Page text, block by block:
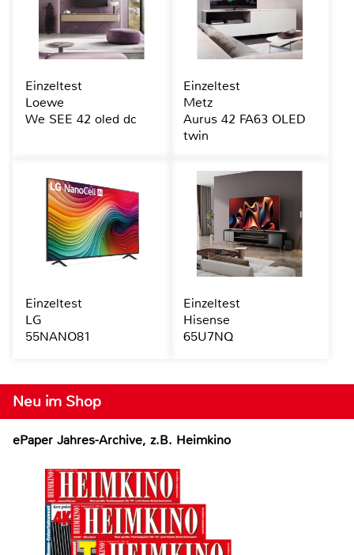
Neu im Shop
ePaper Jahres-Archive, z.B. Heimkino
Einzeltest
Loewe
We SEE 42 oled dc
Einzeltest
Metz
Aurus 42 FA63 OLED
twin
Einzeltest
LG
55NANO81
Einzeltest
Hisense
65U7NQ